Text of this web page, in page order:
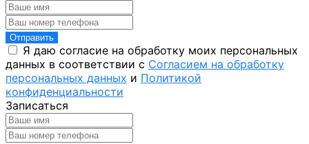
Отправить
Я даю согласие на обработку моих персональных
данных в соответствии с Согласием на обработку
персональных данных и Политикой
конфиденциальности
Записаться